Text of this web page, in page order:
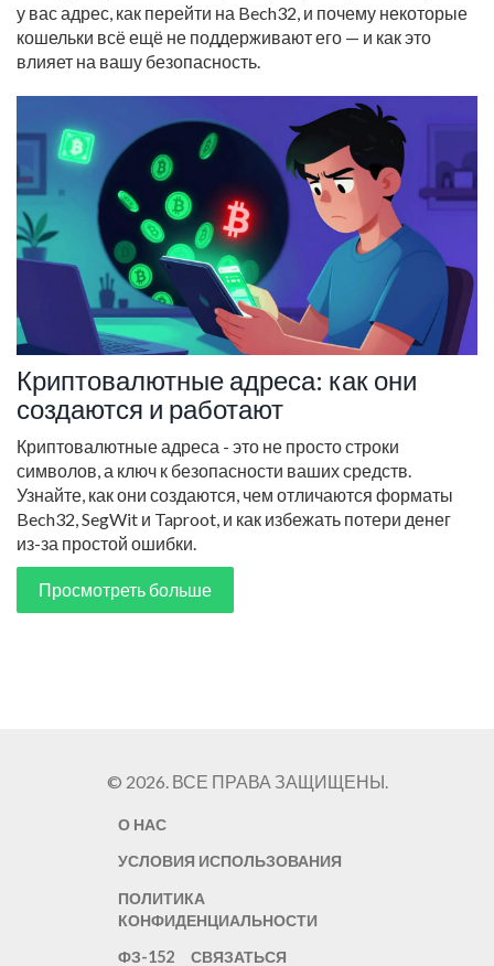
у вас адрес, как перейти на Bech32, и почему некоторые
кошельки всё ещё не поддерживают его — и как это
влияет на вашу безопасность.
Криптовалютные адреса: как они
создаются и работают
Криптовалютные адреса - это не просто строки
символов, а ключ к безопасности ваших средств.
Узнайте, как они создаются, чем отличаются форматы
Bech32, SegWit и Taproot, и как избежать потери денег
из-за простой ошибки.
Просмотреть больше
© 2026. ВСЕ ПРАВА ЗАЩИЩЕНЫ.
О НАС
УСЛОВИЯ ИСПОЛЬЗОВАНИЯ
ПОЛИТИКА
КОНФИДЕНЦИАЛЬНОСТИ
ФЗ-152
СВЯЗАТЬСЯ